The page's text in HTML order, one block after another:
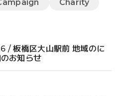
Charity
/ 板橋区大山駅前 地域のに
お知らせ